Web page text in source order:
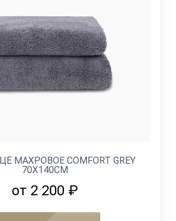
МАХРОВОЕ COMFORT GREY
70Х140СМ
от 2 200 ₽